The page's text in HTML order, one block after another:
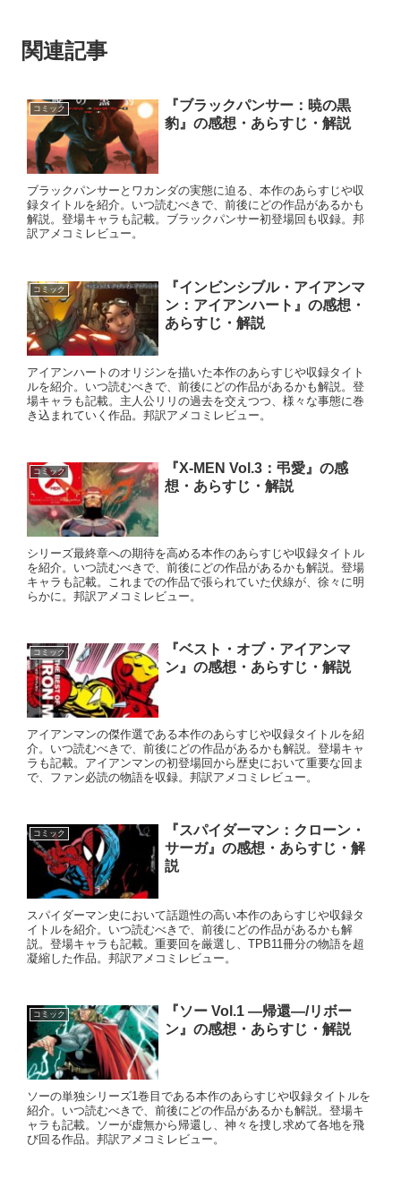
関連記事
コミック
『ブラックパンサー：暁の黒
豹』の感想・あらすじ・解説
ブラックパンサーとワカンダの実態に迫る、本作のあらすじや収
録タイトルを紹介。いつ読むべきで、前後にどの作品があるかも
解説。登場キャラも記載。ブラックパンサー初登場回も収録。邦
訳アメコミレビュー。
コミック
『インビンシブル・アイアンマ
ン：アイアンハート』の感想・
あらすじ・解説
アイアンハートのオリジンを描いた本作のあらすじや収録タイト
ルを紹介。いつ読むべきで、前後にどの作品があるかも解説。登
場キャラも記載。主人公リリの過去を交えつつ、様々な事態に巻
き込まれていく作品。邦訳アメコミレビュー。
コミック
『X-MEN Vol.3：弔愛』の感
想・あらすじ・解説
シリーズ最終章への期待を高める本作のあらすじや収録タイトル
を紹介。いつ読むべきで、前後にどの作品があるかも解説。登場
キャラも記載。これまでの作品で張られていた伏線が、徐々に明
らかに。邦訳アメコミレビュー。
コミック
『ベスト・オブ・アイアンマ
ン』の感想・あらすじ・解説
アイアンマンの傑作選である本作のあらすじや収録タイトルを紹
介。いつ読むべきで、前後にどの作品があるかも解説。登場キャ
ラも記載。アイアンマンの初登場回から歴史において重要な回ま
で、ファン必読の物語を収録。邦訳アメコミレビュー。
コミック
『スパイダーマン：クローン・
サーガ』の感想・あらすじ・解
説
スパイダーマン史において話題性の高い本作のあらすじや収録タ
イトルを紹介。いつ読むべきで、前後にどの作品があるかも解
説。登場キャラも記載。重要回を厳選し、TPB11冊分の物語を超
凝縮した作品。邦訳アメコミレビュー。
コミック
『ソー Vol.1 ―帰還―/リボー
ン』の感想・あらすじ・解説
ソーの単独シリーズ1巻目である本作のあらすじや収録タイトルを
紹介。いつ読むべきで、前後にどの作品があるかも解説。登場キ
ャラも記載。ソーが虚無から帰還し、神々を捜し求めて各地を飛
び回る作品。邦訳アメコミレビュー。